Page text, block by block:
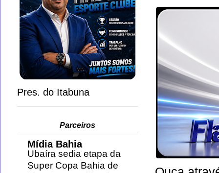
Pres. do Itabuna
Parceiros
Mídia Bahia
Ubaíra sedia etapa da
Super Copa Bahia de